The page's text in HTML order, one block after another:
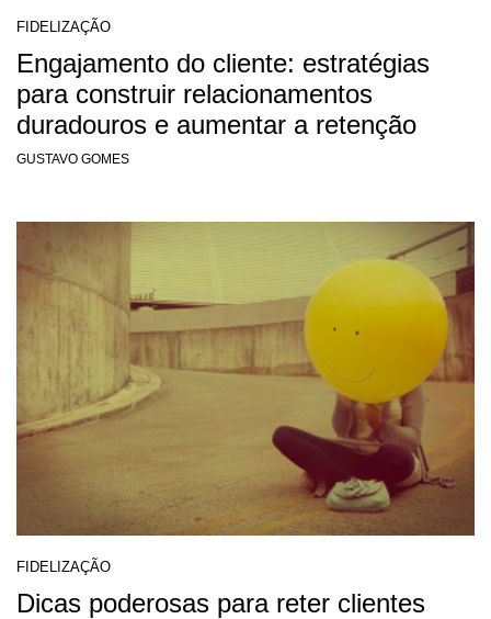
FIDELIZAÇÃO
Engajamento do cliente: estratégias
para construir relacionamentos
duradouros e aumentar a retenção
GUSTAVO GOMES
FIDELIZAÇÃO
Dicas poderosas para reter clientes